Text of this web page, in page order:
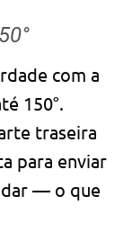
com a
150°.
traseira
para enviar
— o que